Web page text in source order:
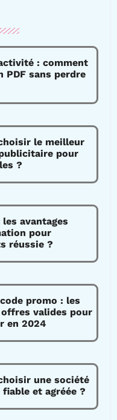
: comment
PDF sans perdre
le meilleur
pour
?
avantages
pour
réussie ?
promo : les
valides pour
en 2024
une société
et agréée ?